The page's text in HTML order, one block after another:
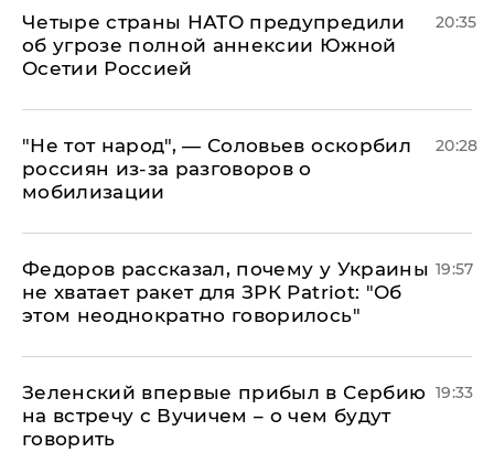
Четыре страны НАТО предупредили
об угрозе полной аннексии Южной
Осетии Россией
20:35
​"Не тот народ", — Соловьев оскорбил
россиян из-за разговоров о
мобилизации
20:28
Федоров рассказал, почему у Украины
не хватает ракет для ЗРК Patriot: "Об
этом неоднократно говорилось"
19:57
Зеленский впервые прибыл в Сербию
на встречу с Вучичем – о чем будут
говорить
19:33